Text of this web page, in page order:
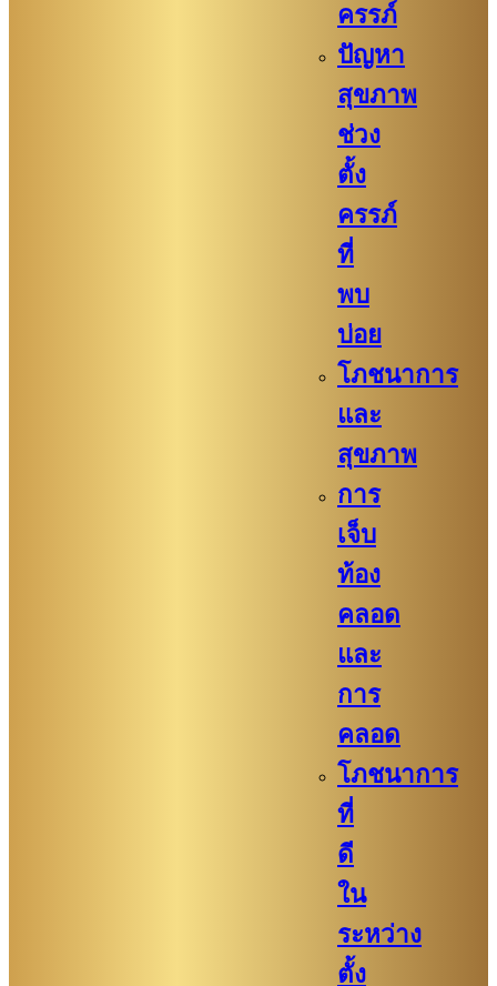
ครรภ์​
ปัญหา
สุขภาพ
ช่วง
ตั้ง
ครรภ์
ที่
พบ
บ่อย
โภชนาการ
และ
สุขภาพ
การ
เจ็บ
ท้อง
คลอด
และ
การ
คลอด
โภชนาการ
ที่
ดี
ใน
ระหว่าง
ตั้ง